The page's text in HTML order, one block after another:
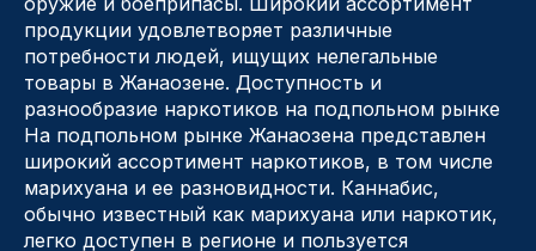
продукции удовлетворяет различные
потребности людей, ищущих нелегальные
товары в Жанаозене. Доступность и
разнообразие наркотиков на подпольном рынке
На подпольном рынке Жанаозена представлен
широкий ассортимент наркотиков, в том числе
марихуана и ее разновидности. Каннабис,
обычно известный как марихуана или наркотик,
легко доступен в регионе и пользуется